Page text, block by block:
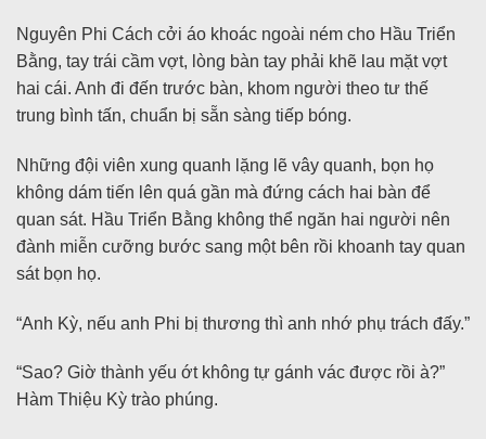
Nguyên Phi Cách cởi áo khoác ngoài ném cho Hầu Triển
Bằng, tay trái cầm vợt, lòng bàn tay phải khẽ lau mặt vợt
hai cái. Anh đi đến trước bàn, khom người theo tư thế
trung bình tấn, chuẩn bị sẵn sàng tiếp bóng.
Những đội viên xung quanh lặng lẽ vây quanh, bọn họ
không dám tiến lên quá gần mà đứng cách hai bàn để
quan sát. Hầu Triển Bằng không thể ngăn hai người nên
đành miễn cưỡng bước sang một bên rồi khoanh tay quan
sát bọn họ.
“Anh Kỳ, nếu anh Phi bị thương thì anh nhớ phụ trách đấy.”
“Sao? Giờ thành yếu ớt không tự gánh vác được rồi à?”
Hàm Thiệu Kỳ trào phúng.